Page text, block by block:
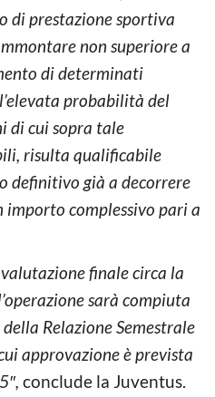
di prestazione sportiva
non superiore a
di determinati
probabilità del
di cui sopra tale
risulta qualificabile
definitivo già a decorrere
complessivo pari a
finale circa la
sarà compiuta
Relazione Semestrale
approvazione è prevista
conclude la Juventus.